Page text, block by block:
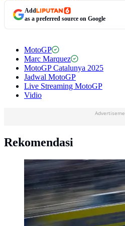
Add
as a preferred source on Google
MotoGP
Marc Marquez
MotoGP Catalunya 2025
Jadwal MotoGP
Live Streaming MotoGP
Vidio
Rekomendasi